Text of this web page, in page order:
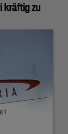
kräftig zu